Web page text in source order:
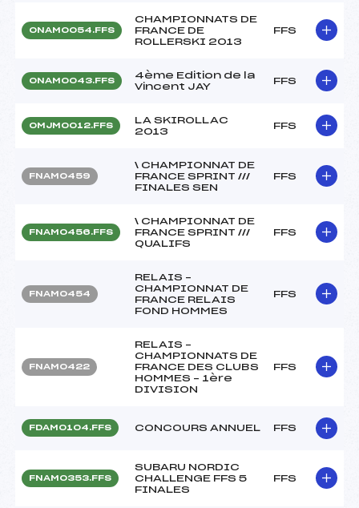
ONAM0054.FFS
CHAMPIONNATS DE
FRANCE DE
ROLLERSKI 2013
FFS
ONAM0043.FFS
4ème Edition de la
Vincent JAY
FFS
OMJM0012.FFS
LA SKIROLLAC
2013
FFS
FNAM0459
\ CHAMPIONNAT DE
FRANCE SPRINT ///
FINALES SEN
FFS
FNAM0456.FFS
\ CHAMPIONNAT DE
FRANCE SPRINT ///
QUALIFS
FFS
FNAM0454
RELAIS –
CHAMPIONNAT DE
FRANCE RELAIS
FOND HOMMES
FFS
FNAM0422
RELAIS –
CHAMPIONNATS DE
FRANCE DES CLUBS
HOMMES – 1ère
DIVISION
FFS
FDAM0104.FFS CONCOURS ANNUEL FFS
FNAM0353.FFS
SUBARU NORDIC
CHALLENGE FFS 5
FINALES
FFS